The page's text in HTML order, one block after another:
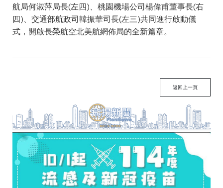
航局何淑萍局長(左四)、桃園機場公司楊偉甫董事長(右
四)、交通部航政司韓振華司長(左三)共同進行啟動儀
式，開啟長榮航空北美航網佈局的全新篇章。
返回上一頁